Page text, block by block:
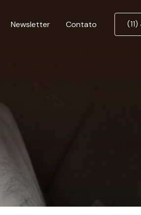
Newsletter Contato (11)